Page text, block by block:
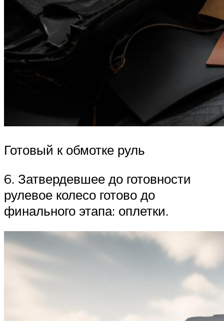
Готовый к обмотке руль
6. Затвердевшее до готовности
рулевое колесо готово до
финального этапа: оплетки.